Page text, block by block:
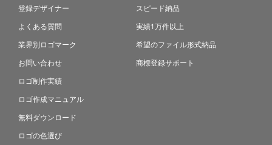
登録デザイナー
よくある質問
業界別ロゴマーク
お問い合わせ
ロゴ制作実績
ロゴ作成マニュアル
無料ダウンロード
ロゴの色選び
スピード納品
実績1万件以上
希望のファイル形式納品
商標登録サポート